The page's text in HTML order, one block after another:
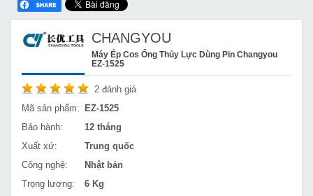
CHANGYOU
Máy Ép Cos Ống Thủy Lực Dùng Pin Changyou
EZ-1525
2 đánh giá
Mã sản phẩm:
EZ-1525
Bảo hành:
12 tháng
Xuất xứ:
Trung quốc
Công nghệ:
Nhật bản
Trọng lượng:
6 Kg